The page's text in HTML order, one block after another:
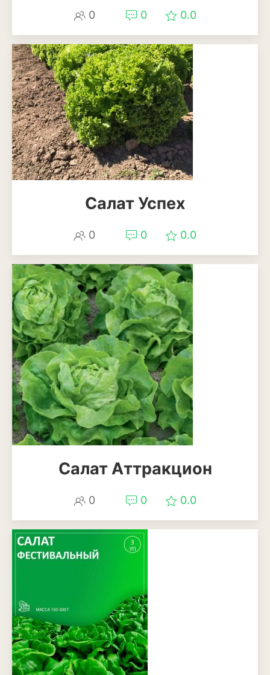
0 0 0.0
Салат Успех
0 0 0.0
Салат Аттракцион
0 0 0.0